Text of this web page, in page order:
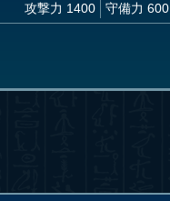
攻撃力 1400 守備力 600